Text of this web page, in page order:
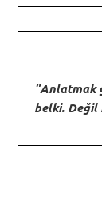
"Anlatmak
belki. Değil